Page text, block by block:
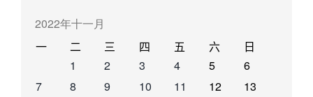
2022年十一月
一 二 三 四 五 六 日
1 2 3 4 5
6
7
8 9 10 11 12
13